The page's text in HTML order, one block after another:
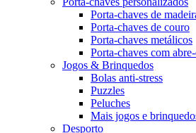
Porta-chaves de
Porta-chaves de couro
Porta-chaves metálicos
Porta-chaves com
Jogos & Brinquedos
Bolas anti-stress
Puzzles
Peluches
Mais jogos e
Desporto